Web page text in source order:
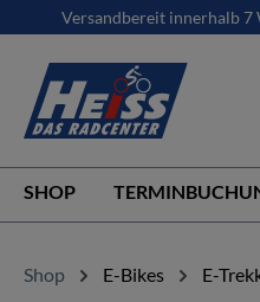
Zur
Versandbereit innerhalb 7
SHOP
Shop E-Bikes E-